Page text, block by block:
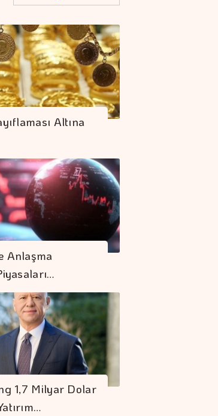
Altına
Anlaşma
1,7 Milyar Dolar
Borsa Güne
Yükselişle Başladı